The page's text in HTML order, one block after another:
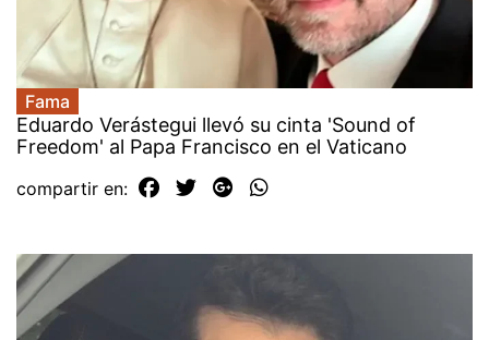
Fama
Eduardo Verástegui llevó su cinta 'Sound of
Freedom' al Papa Francisco en el Vaticano
compartir en: